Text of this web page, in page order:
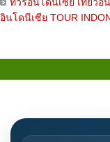
ทัวร์อินโดนีเซีย เที่ยวอิ
อินโดนีเซีย TOUR